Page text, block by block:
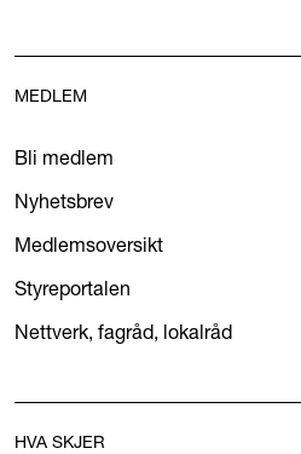
MEDLEM
Bli medlem
Nyhetsbrev
Medlemsoversikt
Styreportalen
Nettverk, fagråd, lokalråd
HVA SKJER